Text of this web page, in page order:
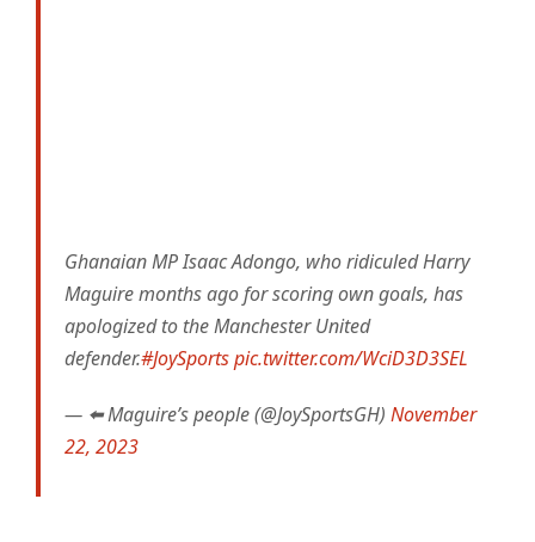
Ghanaian MP Isaac Adongo, who ridiculed Harry
Maguire months ago for scoring own goals, has
apologized to the Manchester United
defender.#JoySportspic.twitter.com/WciD3D3SEL
— ⬅️ Maguire’s people (@JoySportsGH) November
22, 2023